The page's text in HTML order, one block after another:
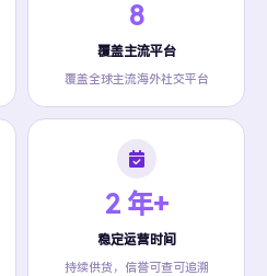
8
覆盖主流平台
覆盖全球主流海外社交平台
2 年+
稳定运营时间
持续供货，信誉可查可追溯